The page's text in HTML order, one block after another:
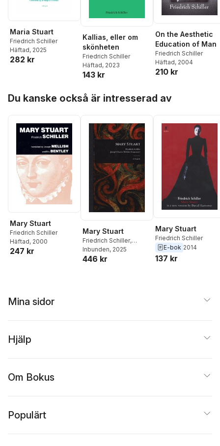
Maria Stuart
Friedrich Schiller
Häftad, 2025
282 kr
Kallias, eller om
skönheten
Friedrich Schiller
Häftad, 2023
143 kr
On the Aesthetic
Education of Man
Friedrich Schiller
Häftad, 2004
210 kr
Du kanske också är intresserad av
Mary Stuart
Friedrich Schiller
Häftad, 2000
247 kr
Mary Stuart
Friedrich Schiller,
Joseph Charles Mellish
Inbunden, 2025
446 kr
Mary Stuart
Friedrich Schiller
E-bok 2014
137 kr
Mina sidor
Hjälp
Om Bokus
Populärt